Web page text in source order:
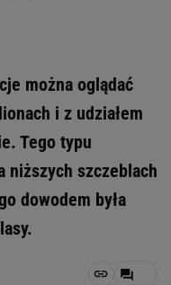
można oglądać
i z udziałem
Tego typu
niższych szczeblach
dowodem była